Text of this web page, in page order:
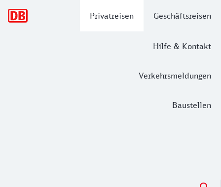
Privatreisen Geschäftsreisen
Hilfe & Kontakt
Verkehrsmeldungen
Baustellen